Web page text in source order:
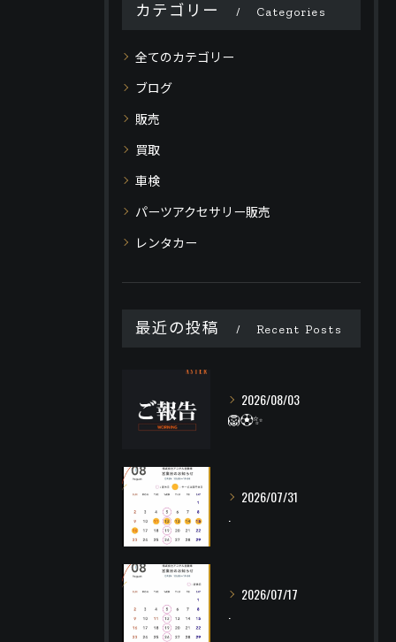
カテゴリー Categories
全てのカテゴリー
ブログ
販売
買取
車検
パーツアクセサリー販売
レンタカー
最近の投稿 Recent Posts
2026/08/03
🦁⚽️✨
2026/07/31
2026/07/17